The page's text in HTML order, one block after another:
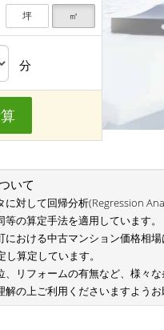
坪 ㎡
分
いて
対して回帰分析(Regression
の算定手法を適用しています。
おける中古マンション価格相
算定しています。
、リフォームの有無など、様々
の上ご利用くださいますようお